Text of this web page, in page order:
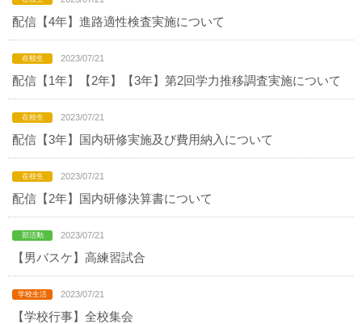
配信【4年】進路適性検査実施について
2023/07/21
配信【1年】【2年】【3年】第2回学力推移調査実施について
2023/07/21
配信【3年】国内研修実施及び費用納入について
2023/07/21
配信【2年】国内研修決算書について
2023/07/21
【男バスケ】高練習試合
2023/07/21
【学校行事】全校集会